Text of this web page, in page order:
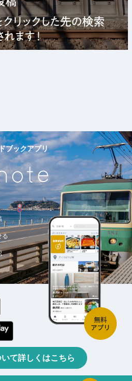
ブックアプリ
る
て詳しくはこちら